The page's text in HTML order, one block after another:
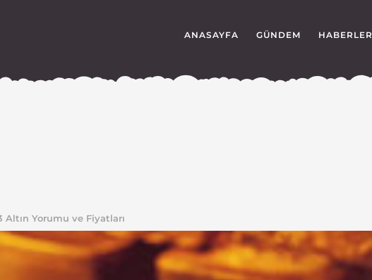
ANASAYFA GÜNDEM HABERLER
Altın Yorumu ve Fiyatları